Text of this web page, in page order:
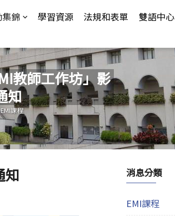
錦 學習資源 法規和表單 雙語中心
教師工作坊」影
知
EMI課程
知 消息分類
EMI課程